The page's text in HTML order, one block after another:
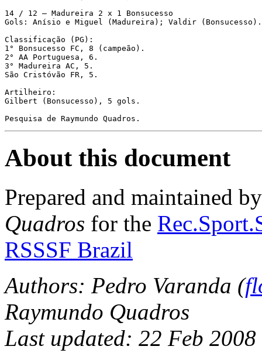
14 / 12 – Madureira 2 x 1 Bonsucesso
Gols: Anísio e Miguel (Madureira); Valdir (Bonsucesso).
Classificação (PG):
1° Bonsucesso FC, 8 (campeão).
2° AA Portuguesa, 6.
3° Madureira AC, 5.
São Cristóvão FR, 5.
Artilheiro:
Gilbert (Bonsucesso), 5 gols.
Pesquisa de Raymundo Quadros.
About this document
Prepared and maintained
Quadros for the
RSSSF Brazil
Authors: Pedro Varanda (
Raymundo Quadros
Last updated: 22 Feb 2008